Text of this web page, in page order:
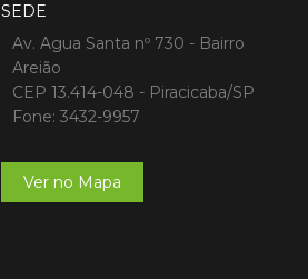
SEDE
Av. Agua Santa nº 730 - Bairro
Areião
CEP 13.414-048 - Piracicaba/SP
Fone: 3432-9957
Ver no Mapa